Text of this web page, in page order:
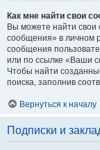
Как мне найти свои
Вы можете найти свои
сообщения» в личном
сообщения
или по ссылке «Ваши
Чтобы найти
поиска, заполнив
Вернуться к началу
Подписки и